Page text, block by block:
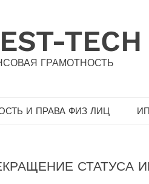
TECH
ГРАМОТНОСТЬ
И ПРАВА ФИЗ ЛИЦ
СТАТУСА